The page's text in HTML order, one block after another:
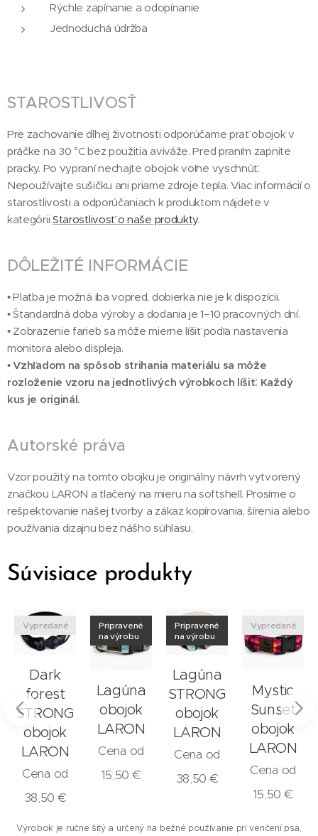
Rýchle zapínanie a odopínanie
Jednoduchá údržba
STAROSTLIVOSŤ
Pre zachovanie dlhej životnosti odporúčame prať obojok v
práčke na 30 °C bez použitia aviváže. Pred praním zapnite
pracky. Po vypraní nechajte obojok voľne vyschnúť.
Nepoužívajte sušičku ani priame zdroje tepla. Viac informácií o
starostlivosti a odporúčaniach k produktom nájdete v
kategórii Starostlivosť o naše produkty.
DÔLEŽITÉ INFORMÁCIE
• Platba je možná iba vopred, dobierka nie je k dispozícii.
• Štandardná doba výroby a dodania je 1–10 pracovných dní.
• Zobrazenie farieb sa môže mierne líšiť podľa nastavenia
monitora alebo displeja.
•Vzhľadom na spôsob strihania materiálu sa môže
rozloženie vzoru na jednotlivých výrobkoch líšiť. Každý
kus je originál.
Autorské práva
Vzor použitý na tomto obojku je originálny návrh vytvorený
značkou LARON a tlačený na mieru na softshell. Prosíme o
rešpektovanie našej tvorby a zákaz kopírovania, šírenia alebo
používania dizajnu bez nášho súhlasu.
Súvisiace produkty
Dark
forest
STRONG
obojok
LARON
Vypredané
Cena od
38,50 €
Lagúna
obojok
LARON
Pripravené
na výrobu
Cena od
15,50 €
Lagúna
STRONG
obojok
LARON
Pripravené
na výrobu
Cena od
38,50 €
Mystic
Sunset
obojok
LARON
Vypredané
Cena od
15,50 €
Výrobok je ručne šitý a určený na bežné používanie pri venčení psa,